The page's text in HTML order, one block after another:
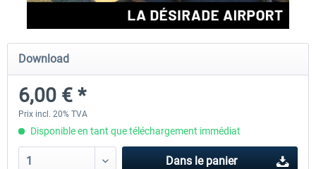
FSDG - St Lucia TLPC MSFS
12,00 € *
FSDG - St Lucia TLPL
Download
6,00 € *
Prix incl. 20% TVA
Disponible en tant que téléchargement immédiat
Dans le panier